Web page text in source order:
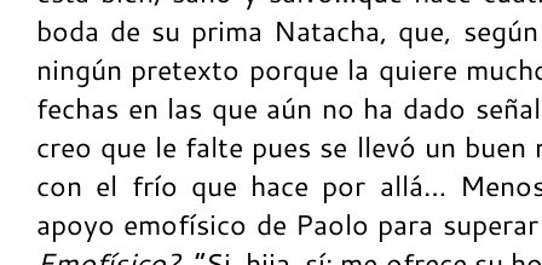
boda de su prima Natacha, que,
ningún pretexto porque la quiere
fechas en las que aún no ha dado
creo que le falte pues se llevó un
con el frío que hace por allá…
apoyo emofísico de Paolo para